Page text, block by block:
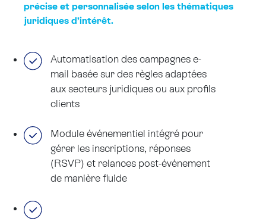
précise et personnalisée selon les thématiques
juridiques d’intérêt.
Automatisation des campagnes e-
mail basée sur des règles adaptées
aux secteurs juridiques ou aux profils
clients
Module événementiel intégré pour
gérer les inscriptions, réponses
(RSVP) et relances post-événement
de manière fluide